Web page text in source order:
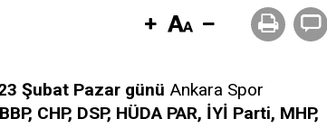
Şubat Pazar günü Ankara Spor
BBP, CHP, DSP, HÜDA PAR, İYİ Parti, MHP,